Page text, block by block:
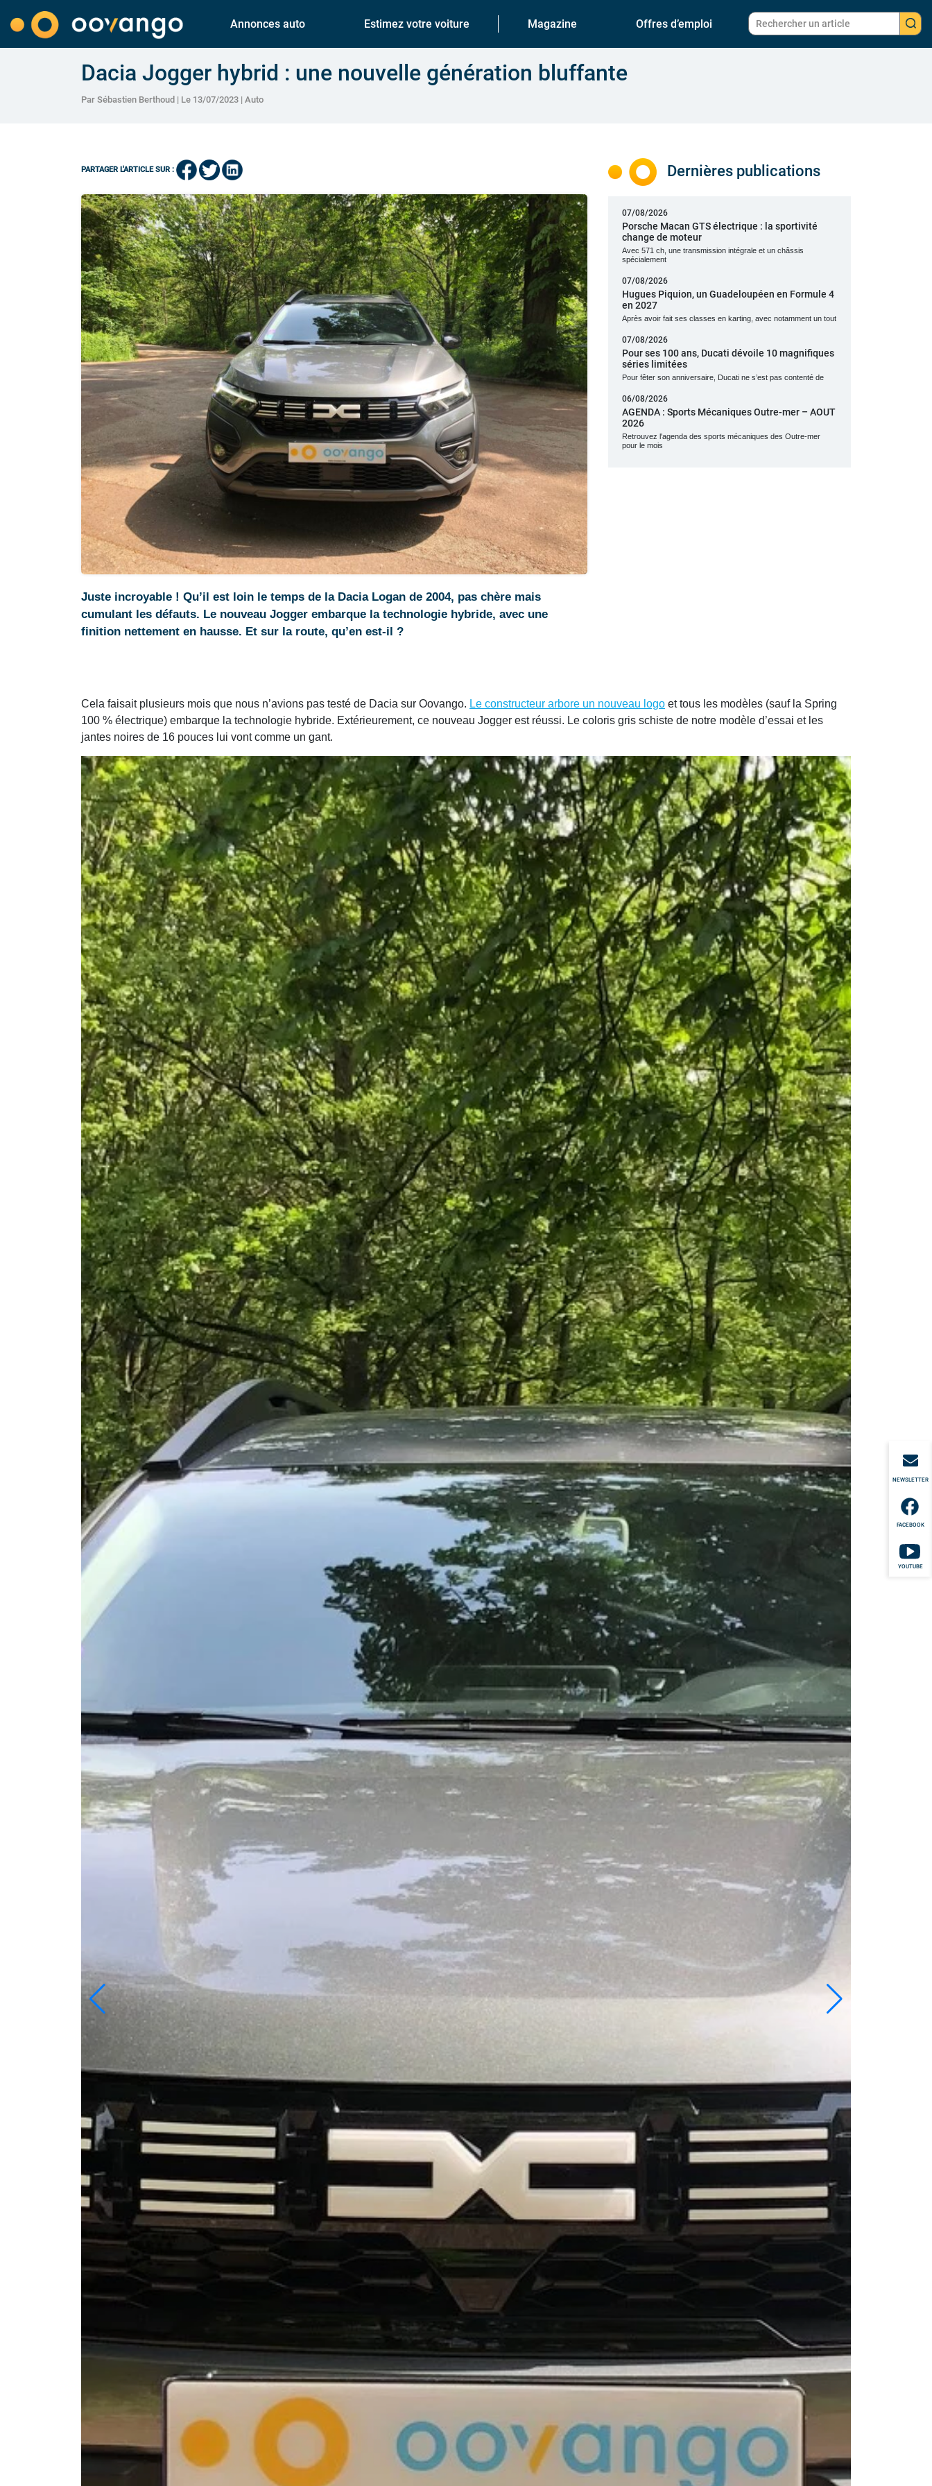
Annonces auto Estimez votre voiture Magazine Offres d’emploi
NEWSLETTER
FACEBOOK
YOUTUBE
Dacia Jogger hybrid : une nouvelle génération bluffante
Par Sébastien Berthoud | Le 13/07/2023 | Auto
PARTAGER L'ARTICLE SUR :
Juste incroyable ! Qu’il est loin le temps de la Dacia Logan de 2004, pas chère mais
cumulant les défauts. Le nouveau Jogger embarque la technologie hybride, avec une
finition nettement en hausse. Et sur la route, qu’en est-il ?
Dernières publications
07/08/2026
Porsche Macan GTS électrique : la sportivité
change de moteur
Avec 571 ch, une transmission intégrale et un châssis
spécialement
07/08/2026
Hugues Piquion, un Guadeloupéen en Formule 4
en 2027
Après avoir fait ses classes en karting, avec notamment un tout
07/08/2026
Pour ses 100 ans, Ducati dévoile 10 magnifiques
séries limitées
Pour fêter son anniversaire, Ducati ne s’est pas contenté de
06/08/2026
AGENDA : Sports Mécaniques Outre-mer – AOUT
2026
Retrouvez l'agenda des sports mécaniques des Outre-mer
pour le mois
Cela faisait plusieurs mois que nous n’avions pas testé de Dacia sur Oovango. Le constructeur arbore un nouveau logo et tous les modèles (sauf la Spring
100 % électrique) embarque la technologie hybride. Extérieurement, ce nouveau Jogger est réussi. Le coloris gris schiste de notre modèle d’essai et les
jantes noires de 16 pouces lui vont comme un gant.